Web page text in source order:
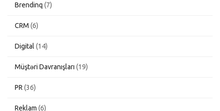
Brendinq (7)
CRM (6)
Digital (14)
Müştəri Davranışları (19)
PR (36)
Reklam (6)